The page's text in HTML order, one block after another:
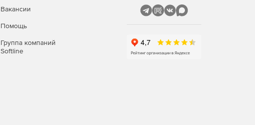
Вакансии
Помощь
Группа компаний
Softline